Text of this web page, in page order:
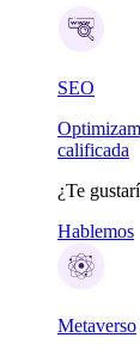
SEO
calificada
¿Te
Hablemos
Metaverso